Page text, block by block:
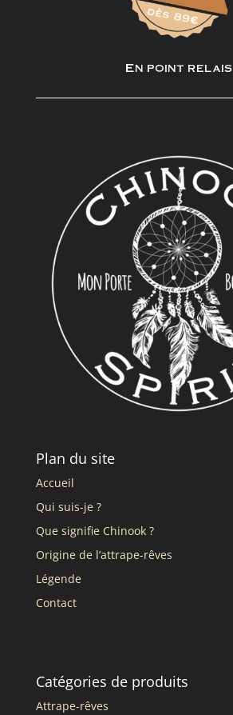
En point relais
Plan du site
Accueil
Qui suis-je ?
Que signifie Chinook ?
Origine de l’attrape-rêves
Légende
Contact
Catégories de produits
Attrape-rêves